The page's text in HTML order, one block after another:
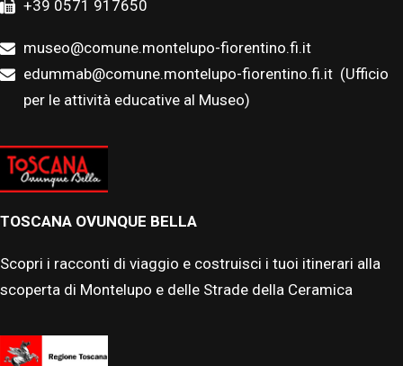
+39 0571 917650
museo@comune.montelupo-fiorentino.fi.it
edummab@comune.montelupo-fiorentino.fi.it (Ufficio
per le attività educative al Museo)
TOSCANA OVUNQUE BELLA
Scopri i racconti di viaggio e costruisci i tuoi itinerari alla
scoperta di Montelupo e delle Strade della Ceramica